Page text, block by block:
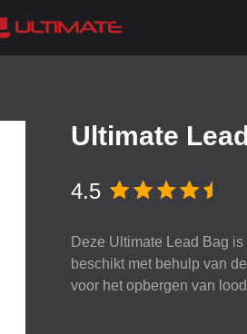
Ultimate
4.5
Deze Ultimate Lead Bag
beschikt met behulp van
voor het opbergen van